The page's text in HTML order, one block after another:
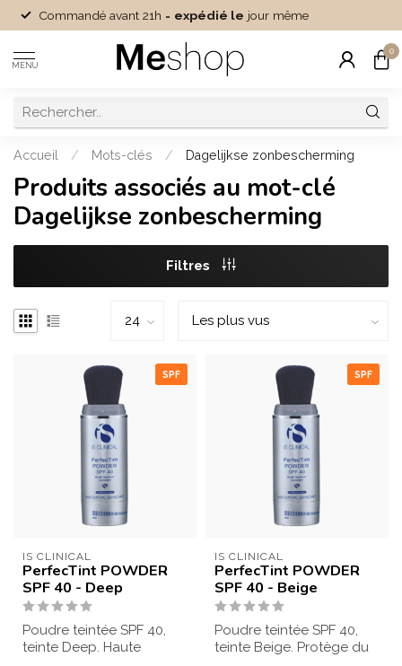
Commandé avant 21h = expédié le jour même
MENU
0
Accueil / Mots-clés / Dagelijkse zonbescherming
Produits associés au mot-clé
Dagelijkse zonbescherming
Filtres
SPF
IS CLINICAL
PerfecTint POWDER
SPF 40 - Deep
Poudre teintée SPF 40,
teinte Deep. Haute
SPF
IS CLINICAL
PerfecTint POWDER
SPF 40 - Beige
Poudre teintée SPF 40,
teinte Beige. Protège du